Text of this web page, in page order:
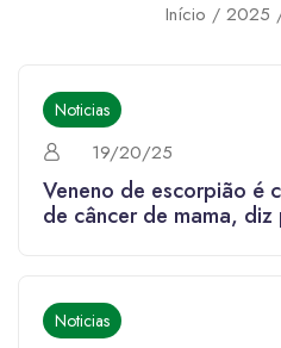
Início 2025
Noticias
19/20/25
Veneno de escorpião é
de câncer de mama, diz
Noticias